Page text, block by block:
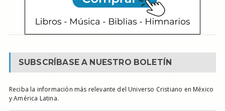
SUBSCRÍBASE A NUESTRO BOLETÍN
Reciba la información más relevante del Universo Cristiano en México
y América Latina.